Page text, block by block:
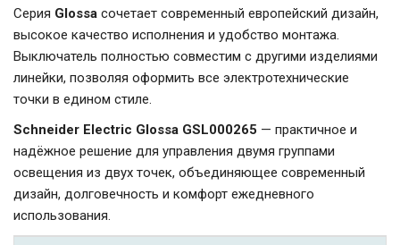
Серия Glossa сочетает современный европейский дизайн,
высокое качество исполнения и удобство монтажа.
Выключатель полностью совместим с другими изделиями
линейки, позволяя оформить все электротехнические
точки в едином стиле.
Schneider Electric Glossa GSL000265 — практичное и
надёжное решение для управления двумя группами
освещения из двух точек, объединяющее современный
дизайн, долговечность и комфорт ежедневного
использования.